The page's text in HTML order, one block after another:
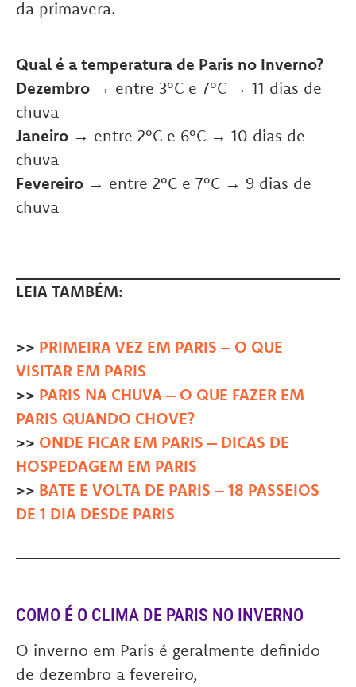
da primavera.
Qual é a temperatura de Paris no Inverno?
Dezembro → entre 3°C e 7°C → 11 dias de
chuva
Janeiro → entre 2°C e 6°C → 10 dias de
chuva
Fevereiro → entre 2°C e 7°C → 9 dias de
chuva
LEIA TAMBÉM:
>> PRIMEIRA VEZ EM PARIS – O QUE
VISITAR EM PARIS
>> PARIS NA CHUVA – O QUE FAZER EM
PARIS QUANDO CHOVE?
>> ONDE FICAR EM PARIS – DICAS DE
HOSPEDAGEM EM PARIS
>> BATE E VOLTA DE PARIS – 18 PASSEIOS
DE 1 DIA DESDE PARIS
COMO É O CLIMA DE PARIS NO INVERNO
O inverno em Paris é geralmente definido
de dezembro a fevereiro,